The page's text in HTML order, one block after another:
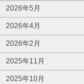
2026年5月
2026年4月
2026年2月
2025年11月
2025年10月